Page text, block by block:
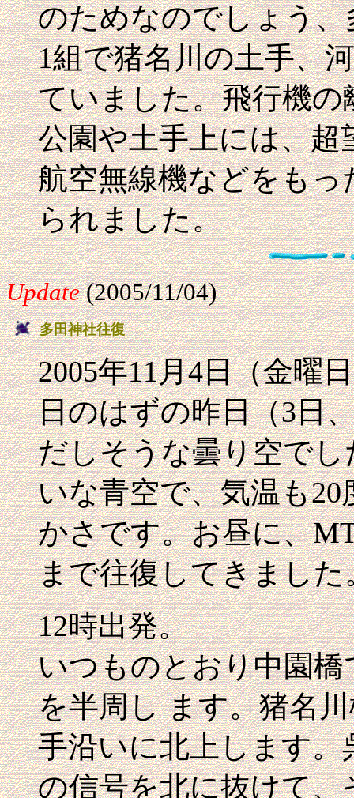
のためなのでしょう
1組で猪名川の土手、
ていました。飛行機
公園や土手上には、
航空無線機などをも
られました。
Update(2005/11/04)
多田神社往復
2005年11月4日（金曜
日のはずの昨日（3日
だしそうな曇り空で
いな青空で、気温も
かさです。お昼に、
まで往復してきました
12時出発。
いつものとおり中園
を半周し ます。猪名
手沿いに北上します。
の信号を北に抜けて